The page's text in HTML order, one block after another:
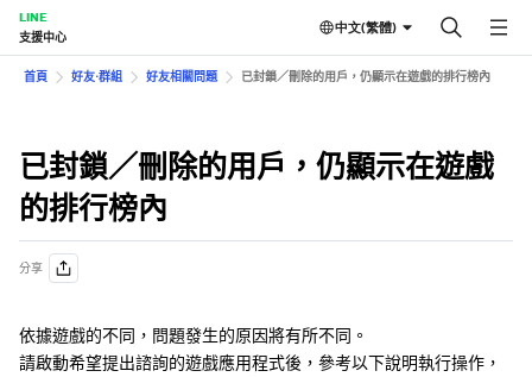
LINE
支援中心
中文(繁體)
首頁 好友⋅群組 好友相關問題 已封鎖／刪除的用戶，仍顯示在遊戲的排行榜內
已封鎖／刪除的用戶，仍顯示在遊戲
的排行榜內
分享
依據遊戲的不同，問題發生的原因將有所不同。
請啟動希望提出諮詢的遊戲應用程式後，參考以下說明執行操作，